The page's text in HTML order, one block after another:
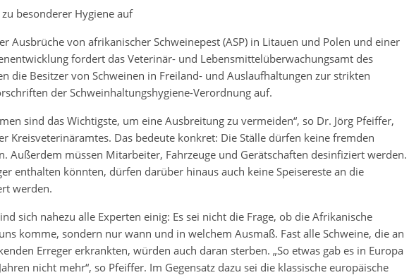
besonderer Hygiene auf
Ausbrüche von afrikanischer Schweinepest (ASP) in Litauen und Polen und einer
fordert das Veterinär- und Lebensmittelüberwachungsamt des
die Besitzer von Schweinen in Freiland- und Auslaufhaltungen zur strikten
der Schweinhaltungshygiene-Verordnung auf.
sind das Wichtigste, um eine Ausbreitung zu vermeiden“, so Dr. Jörg Pfeiffer,
Kreisveterinäramtes. Das bedeute konkret: Die Ställe dürfen keine fremden
Außerdem müssen Mitarbeiter, Fahrzeuge und Gerätschaften desinfiziert werden.
enthalten könnten, dürfen darüber hinaus auch keine Speisereste an die
werden.
sich nahezu alle Experten einig: Es sei nicht die Frage, ob die Afrikanische
komme, sondern nur wann und in welchem Ausmaß. Fast alle Schweine, die an
Erreger erkrankten, würden auch daran sterben. „So etwas gab es in Europa
nicht mehr“, so Pfeiffer. Im Gegensatz dazu sei die klassische europäische